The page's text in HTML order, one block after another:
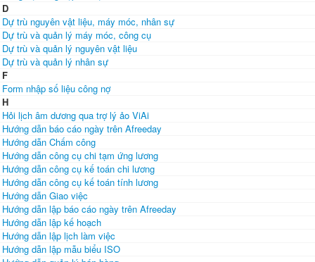
D
Dự trù nguyên vật liệu, máy móc, nhân sự
Dự trù và quản lý máy móc, công cụ
Dự trù và quản lý nguyên vật liệu
Dự trù và quản lý nhân sự
F
Form nhập số liệu công nợ
H
Hỏi lịch âm dương qua trợ lý ảo ViAi
Hướng dẫn báo cáo ngày trên Afreeday
Hướng dẫn Chấm công
Hướng dẫn công cụ chi tạm ứng lương
Hướng dẫn công cụ kế toán chi lương
Hướng dẫn công cụ kế toán tính lương
Hướng dẫn Giao việc
Hướng dẫn lập báo cáo ngày trên Afreeday
Hướng dẫn lập kế hoạch
Hướng dẫn lập lịch làm việc
Hướng dẫn lập mẫu biểu ISO